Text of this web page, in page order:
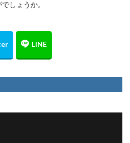
しょうか。